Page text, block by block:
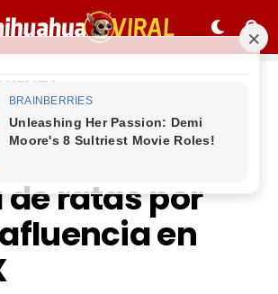
le puse
ratas por
en